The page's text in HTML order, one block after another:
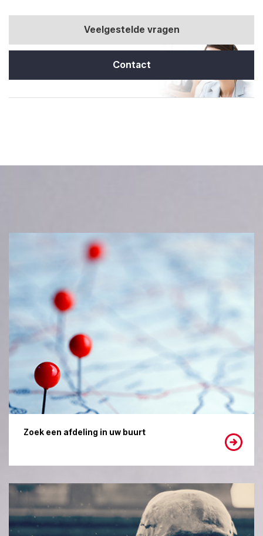
Veelgestelde vragen
Contact
Zoek een afdeling in uw buurt